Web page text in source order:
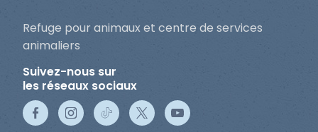
Refuge pour animaux et centre de services
animaliers
Suivez-nous sur
les réseaux sociaux